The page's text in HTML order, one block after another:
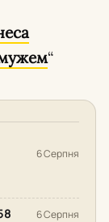
“
6 Серпня
6 Серпня